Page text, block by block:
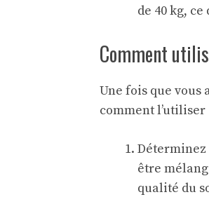
de 40 kg,
Comment
Une fois que vous
comment
être
qualité du